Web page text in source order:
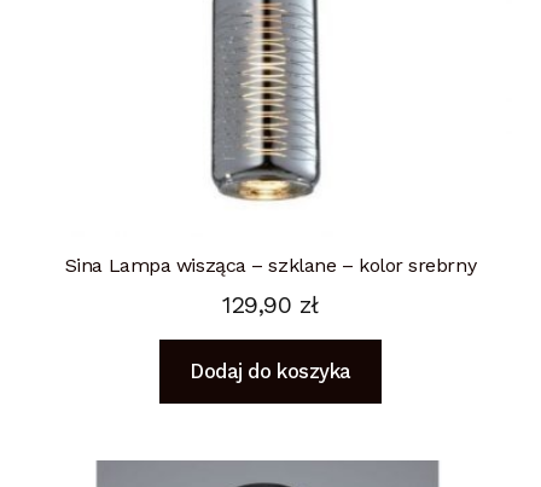
Sina Lampa wisząca – szklane – kolor srebrny
129,90 zł
Dodaj do koszyka